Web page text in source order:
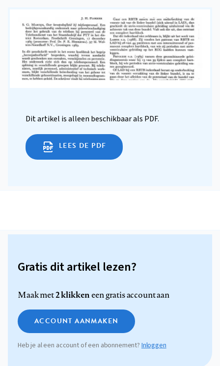
Dit artikel is alleen beschikbaar als PDF.
LEES DE PDF
Gratis dit artikel lezen?
Maak met2 klikkeneen gratis account aan
ACCOUNT AANMAKEN
Heb je al een account of een abonnement? Inloggen